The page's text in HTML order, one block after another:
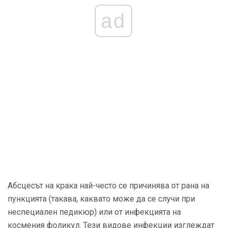
ad
Абсцесът на крака най-често се причинява от рана на
пункцията (такава, каквато може да се случи при
неспециален педикюр) или от инфекцията на
космения фоликул. Тези видове инфекции изглеждат